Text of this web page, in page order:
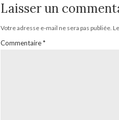
Laisser un
Votre adresse e-mail ne sera pas publiée.
Commentaire*